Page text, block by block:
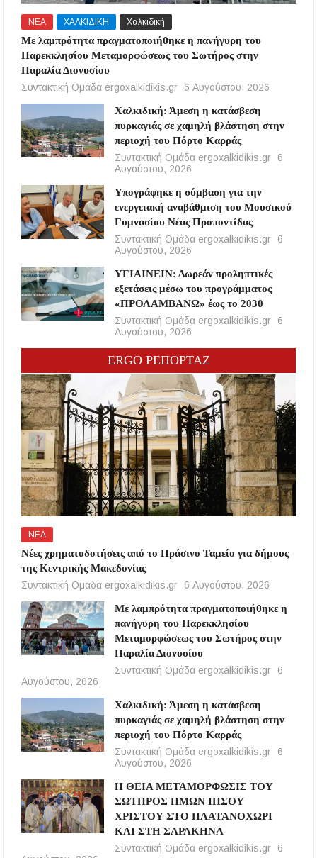
ΝΕΑ ΧΑΛΚΙΔΙΚΗ Χαλκιδική
Με λαμπρότητα πραγματοποιήθηκε η πανήγυρη του
Παρεκκλησίου Μεταμορφώσεως του Σωτήρος στην
Παραλία Διονυσίου
Συντακτική Ομάδα ergoxalkidikis.gr
6 Αυγούστου, 2026
Χαλκιδική: Άμεση η κατάσβεση
πυρκαγιάς σε χαμηλή βλάστηση στην
περιοχή του Πόρτο Καρράς
Συντακτική Ομάδα ergoxalkidikis.gr
6
Αυγούστου, 2026
Υπογράφηκε η σύμβαση για την
ενεργειακή αναβάθμιση του Μουσικού
Γυμνασίου Νέας Προποντίδας
Συντακτική Ομάδα ergoxalkidikis.gr
6
Αυγούστου, 2026
ΥΓΙΑΙΝΕΙΝ: Δωρεάν προληπτικές
εξετάσεις μέσω του προγράμματος
«ΠΡΟΛΑΜΒΑΝΩ» έως το 2030
Συντακτική Ομάδα ergoxalkidikis.gr
6
Αυγούστου, 2026
ERGO ΡΕΠΟΡΤΑΖ
ΝΕΑ
Νέες χρηματοδοτήσεις από το Πράσινο Ταμείο για δήμους
της Κεντρικής Μακεδονίας
Συντακτική Ομάδα ergoxalkidikis.gr
6 Αυγούστου, 2026
Με λαμπρότητα πραγματοποιήθηκε η
πανήγυρη του Παρεκκλησίου
Μεταμορφώσεως του Σωτήρος στην
Παραλία Διονυσίου
Συντακτική Ομάδα ergoxalkidikis.gr
6
Αυγούστου, 2026
Χαλκιδική: Άμεση η κατάσβεση
πυρκαγιάς σε χαμηλή βλάστηση στην
περιοχή του Πόρτο Καρράς
Συντακτική Ομάδα ergoxalkidikis.gr
6
Αυγούστου, 2026
Η ΘΕΙΑ ΜΕΤΑΜΟΡΦΩΣΙΣ ΤΟΥ
ΣΩΤΗΡΟΣ ΗΜΩΝ ΙΗΣΟΥ
ΧΡΙΣΤΟΥ ΣΤΟ ΠΛΑΤΑΝΟΧΩΡΙ
ΚΑΙ ΣΤΗ ΣΑΡΑΚΗΝΑ
Συντακτική Ομάδα ergoxalkidikis.gr
6